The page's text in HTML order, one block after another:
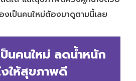
งเป็นคนใหม่ต้องมาดูตามนี้เลย
นคนใหม่ ลดน้ำหนัก
ให้สุขภาพดี